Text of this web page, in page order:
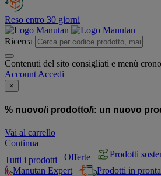
Reso entro 30 giorni
Ricerca
Contenuti del sito consigliati e menù
Account Accedi
×
% nuovo/i prodotto/i: un nuovo
Vai al carrello
Continua
Tutti i prodotti
Offerte
Prodotti
Manutan Expert
Prodotti in